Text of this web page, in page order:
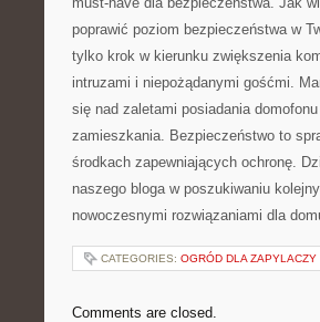
poprawić poziom bezpieczeństwa w​
tylko krok‍ w​ kierunku zwiększenia
intruzami i niepożądanymi gośćmi.‌
się nad ⁣zaletami posiadania
zamieszkania. Bezpieczeństwo to
środkach zapewniających ​ochronę.
naszego bloga w ‌poszukiwaniu
nowoczesnymi rozwiązaniami dla‌
CATEGORIES: OGRÓD DLA
Comments are closed.